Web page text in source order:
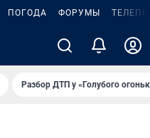
ПОГОДА ФОРУМЫ
Разбор ДТП у «Голубого